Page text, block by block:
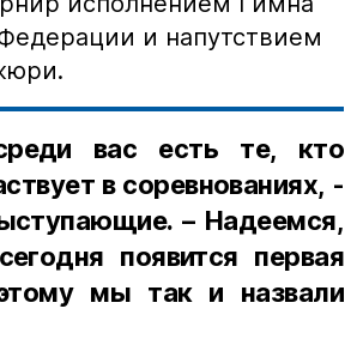
и напутствием
вас есть те, кто
в соревнованиях, -
– Надеемся,
появится первая
мы так и назвали